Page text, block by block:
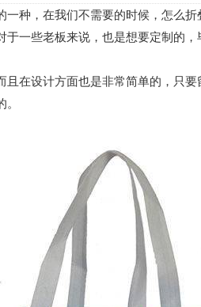
，在我们不需要的时候，怎么折
一些老板来说，也是想要定制的
且在设计方面也是非常简单的，只